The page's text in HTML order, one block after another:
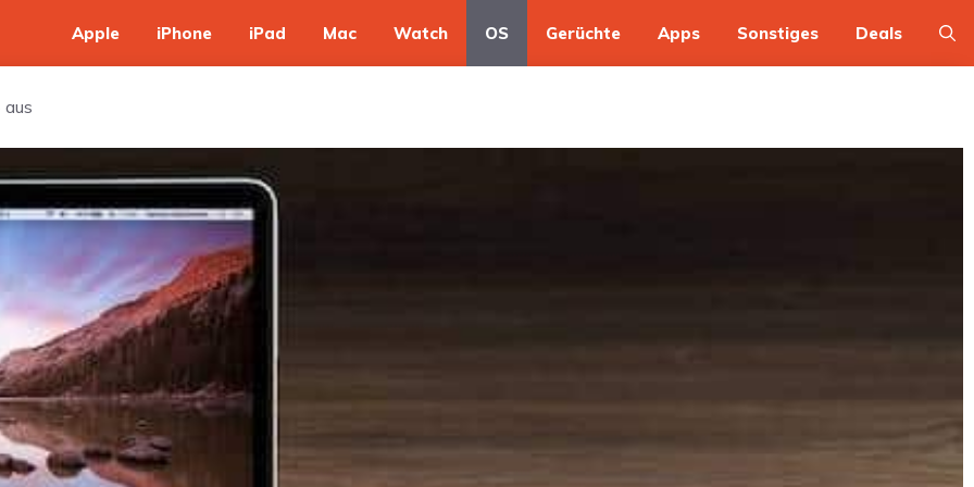
Apple iPhone iPad Mac Watch OS Gerüchte Apps Sonstiges Deals